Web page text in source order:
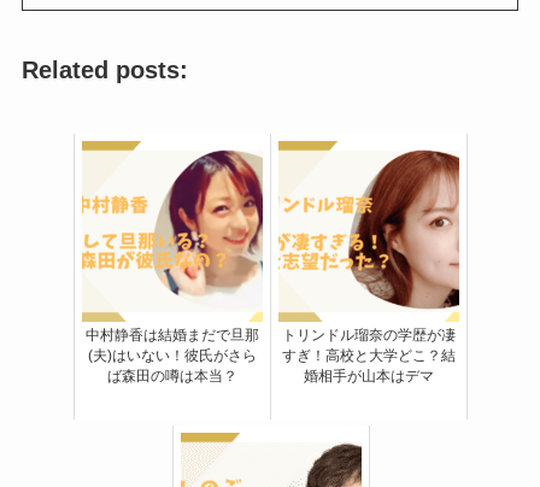
Related posts:
中村静香は結婚まだで旦那
(夫)はいない！彼氏がさら
ば森田の噂は本当？
トリンドル瑠奈の学歴が凄
すぎ！高校と大学どこ？結
婚相手が山本はデマ